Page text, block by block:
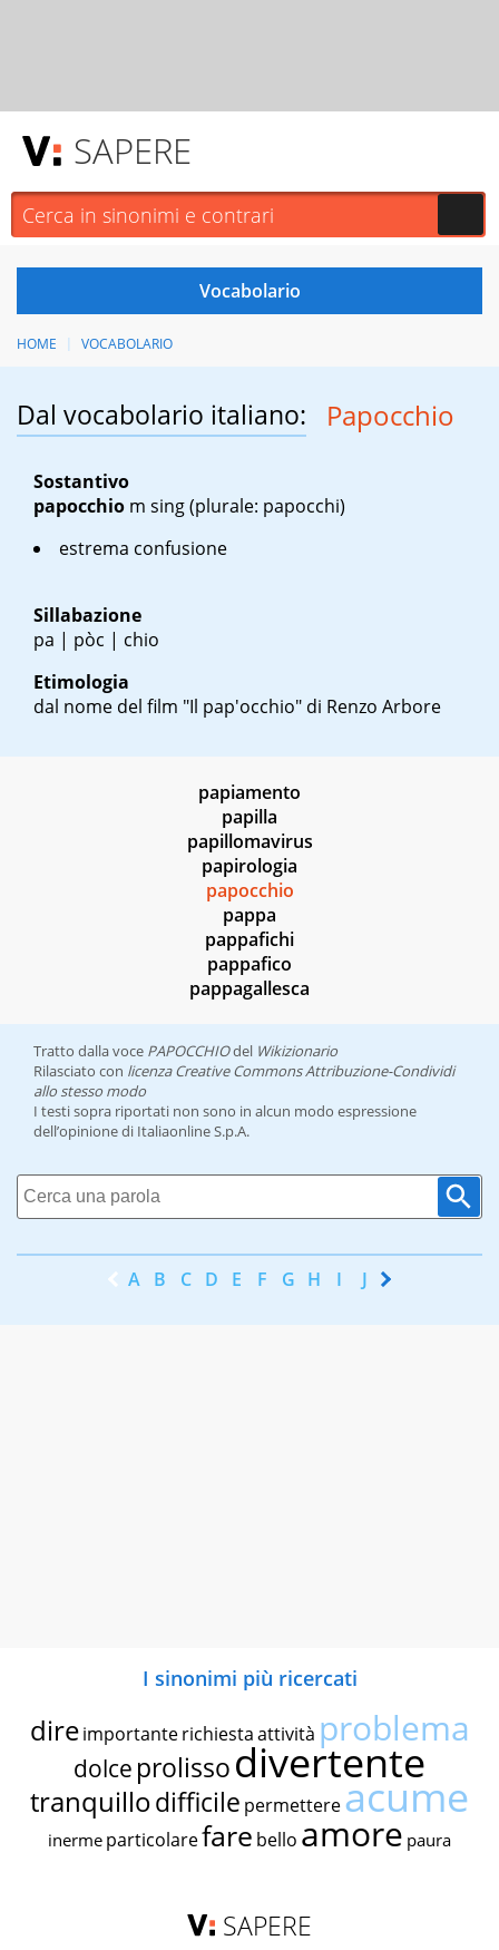
SAPERE
HOME VOCABOLARIO
Dal vocabolario italiano: Papocchio
Sostantivo
papocchio m sing(plurale: papocchi)
estrema confusione
Sillabazione
pa | pòc | chio
Etimologia
dal nome del film "Il pap'occhio" di Renzo Arbore
papiamento
papilla
papillomavirus
papirologia
papocchio
pappa
pappafichi
pappafico
pappagallesca
Tratto dalla voce PAPOCCHIOdel Wikizionario
Rilasciato con licenza Creative Commons Attribuzione-Condividi
allo stesso modo
I testi sopra riportati non sono in alcun modo espressione
dell’opinione di Italiaonline S.p.A.
A B C D E F G H I J K
I sinonimi più ricercati
dire importante richiestaattività problema
dolce prolissodivertente
tranquillodifficile permettereacume
inerme particolarefare bello amore paura
SAPERE